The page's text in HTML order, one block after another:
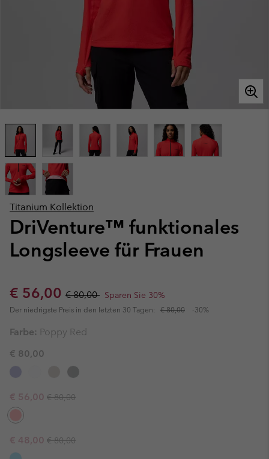
Titanium Kollektion
DriVenture™ funktionales
Longsleeve für Frauen
Sale price:
€ 56,00 Regular price:
€ 80,00 Sparen Sie 30%
Der niedrigste Preis in den letzten 30 Tagen: € 80,00 -30%
Farbe: Poppy Red
€ 80,00
Sale price:
€ 56,00 Regular price:
€ 80,00
Sale price:
€ 48,00 Regular price:
€ 80,00